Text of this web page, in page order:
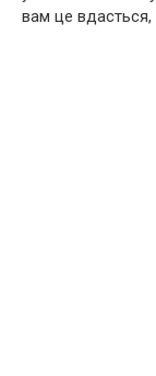
вам це вдасться,